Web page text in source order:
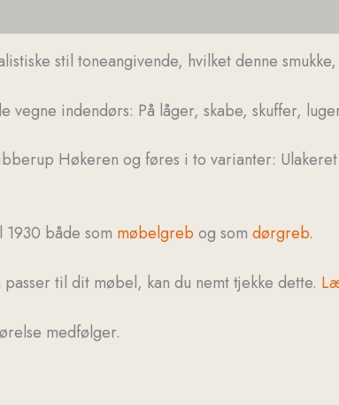
stil toneangivende, hvilket denne
vegne indendørs: På låger, skabe, skuffer,
Høkeren og føres i to varianter:
1930 både som møbelgreb og som dørgreb.
til dit møbel, kan du nemt tjekke dette.
medfølger.